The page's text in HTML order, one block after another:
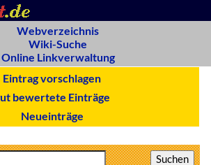
Webverzeichnis
Wiki-Suche
Online Linkverwaltung
Eintrag vorschlagen
bewertete Einträge
Neueinträge